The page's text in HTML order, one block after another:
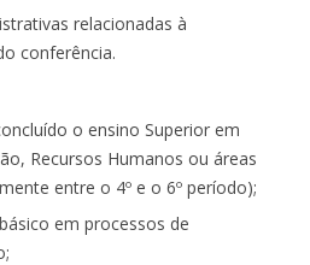
relacionadas à
conferência.
o ensino Superior em
Recursos Humanos ou áreas
entre o 4º e o 6º período);
em processos de